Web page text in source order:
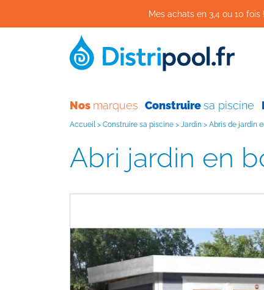
Mes achats en 3,4 ou 10
Nos marques Construiresa piscine
Accueil > Construire sa piscine > Jardin > Abris de jardin
Abri jardin en